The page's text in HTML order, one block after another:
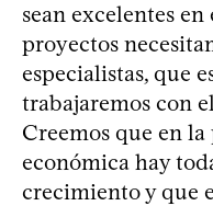
sean excelentes en
proyectos
especialistas, que
trabajaremos con
Creemos que en
económica hay
crecimiento y que